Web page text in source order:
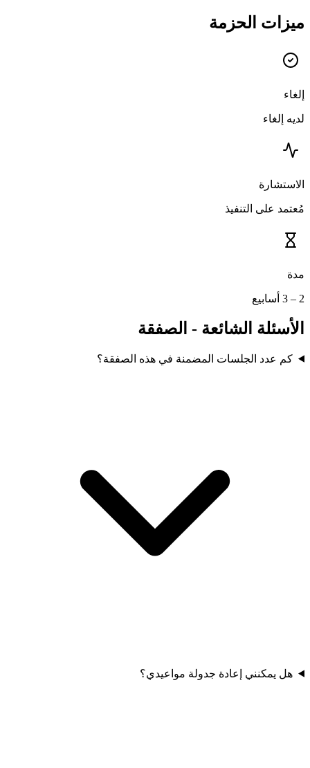
ميزات الحزمة
إلغاء
لديه إلغاء
الاستشارة
مُعتمد على التنفيذ
مدة
2 – 3 أسابيع
الأسئلة الشائعة - الصفقة
كم عدد الجلسات المضمنة في هذه الصفقة؟
هل يمكنني إعادة جدولة مواعيدي؟